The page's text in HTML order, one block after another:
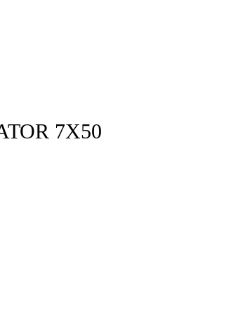
7X50